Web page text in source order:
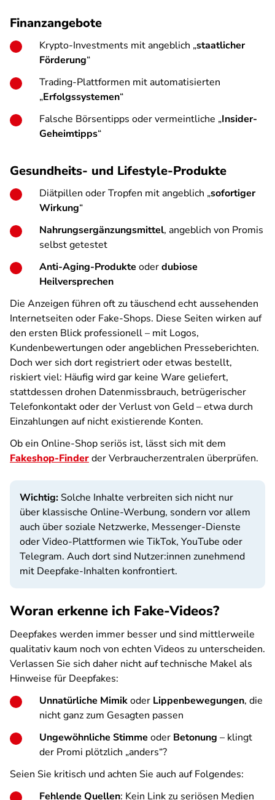
Finanzangebote
Krypto-Investments mit angeblich „staatlicher
Förderung“
Trading-Plattformen mit automatisierten
„Erfolgssystemen“
Falsche Börsentipps oder vermeintliche „Insider-
Geheimtipps“
Gesundheits- und Lifestyle-Produkte
Diätpillen oder Tropfen mit angeblich „sofortiger
Wirkung“
Nahrungsergänzungsmittel, angeblich von Promis
selbst getestet
Anti-Aging-Produkte oderdubiose
Heilversprechen
Die Anzeigen führen oft zu täuschend echt aussehenden
Internetseiten oder Fake-Shops. Diese Seiten wirken auf
den ersten Blick professionell – mit Logos,
Kundenbewertungen oder angeblichen Presseberichten.
Doch wer sich dort registriert oder etwas bestellt,
riskiert viel: Häufig wird gar keine Ware geliefert,
stattdessen drohen Datenmissbrauch, betrügerischer
Telefonkontakt oder der Verlust von Geld – etwa durch
Einzahlungen auf nicht existierende Konten.
Ob ein Online-Shop seriös ist, lässt sich mit dem
Fakeshop-Finderder Verbraucherzentralen überprüfen.
Wichtig: Solche Inhalte verbreiten sich nicht nur
über klassische Online-Werbung, sondern vor allem
auch über soziale Netzwerke, Messenger-Dienste
oder Video-Plattformen wie TikTok, YouTube oder
Telegram. Auch dort sind Nutzer:innen zunehmend
mit Deepfake-Inhalten konfrontiert.
Woran erkenne ich Fake-Videos?
Deepfakes werden immer besser und sind mittlerweile
qualitativ kaum noch von echten Videos zu unterscheiden.
Verlassen Sie sich daher nicht auf technische Makel als
Hinweise für Deepfakes:
Unnatürliche Mimikoder Lippenbewegungen, die
nicht ganz zum Gesagten passen
Ungewöhnliche Stimme oder Betonung – klingt
der Promi plötzlich „anders“?
Seien Sie kritisch und achten Sie auch auf Folgendes:
Fehlende Quellen: Kein Link zu seriösen Medien